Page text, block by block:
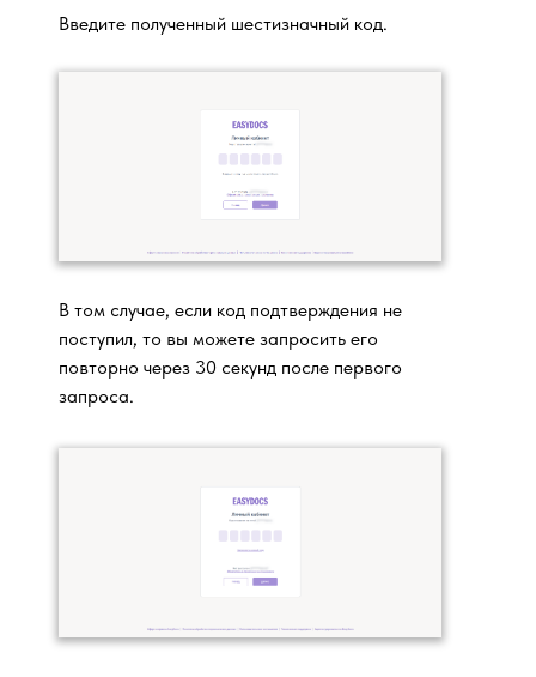
Введите полученный шестизначный код.
В том случае, если код подтверждения не
поступил, то вы можете запросить его
повторно через 30 секунд после первого
запроса.